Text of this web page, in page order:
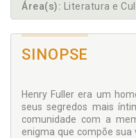
Área(s): Literatura e
SINOPSE
Henry Fuller era um
seus segredos mais
comunidade com a
enigma que compõe sua